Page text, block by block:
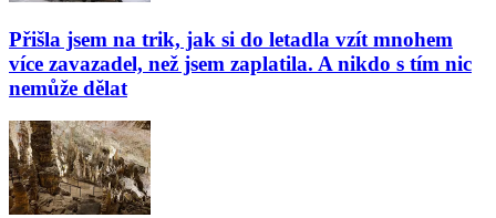
Přišla jsem na trik, jak si do letadla vzít mnohem
více zavazadel, než jsem zaplatila. A nikdo s tím nic
nemůže dělat